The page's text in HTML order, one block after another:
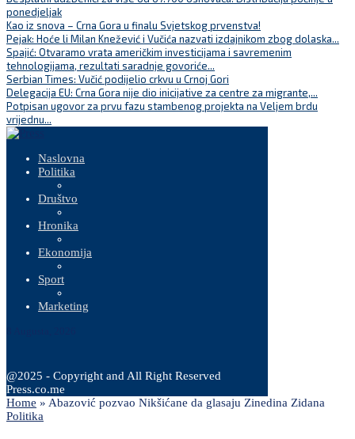
ponedjeljak
Kao iz snova – Crna Gora u finalu Svjetskog prvenstva!
Pejak: Hoće li Milan Knežević i Vučića nazvati izdajnikom zbog dolaska...
Spajić: Otvaramo vrata američkim investicijama i savremenim
tehnologijama, rezultati saradnje govoriće...
Serbian Times: Vučić podijelio crkvu u Crnoj Gori
Delegacija EU: Crna Gora nije dio inicijative za centre za migrante,...
Potpisan ugovor za prvu fazu stambenog projekta na Veljem brdu
vrijednu...
Naslovna
Politika
Društvo
Hronika
Ekonomija
Sport
Marketing
@2025 - Copyright and All Right Reserved
Press.co.me
Home » Abazović pozvao Nikšićane da glasaju Zinedina Zidana
Politika